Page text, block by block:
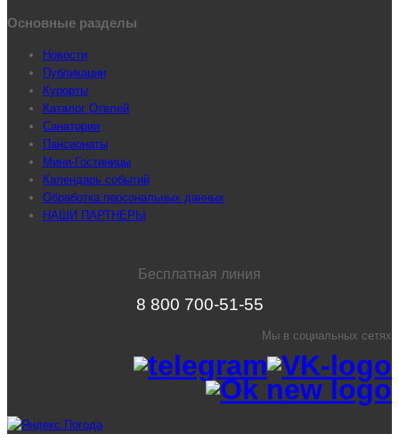
Основные разделы
Новости
Публикации
Курорты
Каталог Отелей
Санатории
Пансионаты
Мини-Гостиницы
Календарь событий
Обработка персональных данных
НАШИ ПАРТНЕРЫ
Бесплатная линия
8 800 700-51-55
Мы в социальных сетях